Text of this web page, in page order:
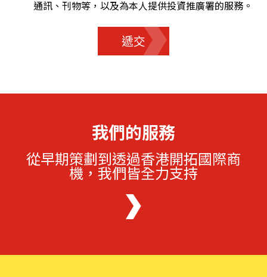
通訊、刊物等，以及為本人提供投資推廣署的服務。
遞交
我們的服務
從早期策劃到透過香港開拓國際商
機，我們皆全力支持